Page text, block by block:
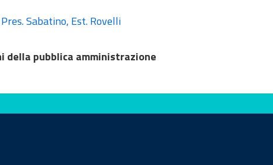
Sabatino, Est. Rovelli
della pubblica amministrazione